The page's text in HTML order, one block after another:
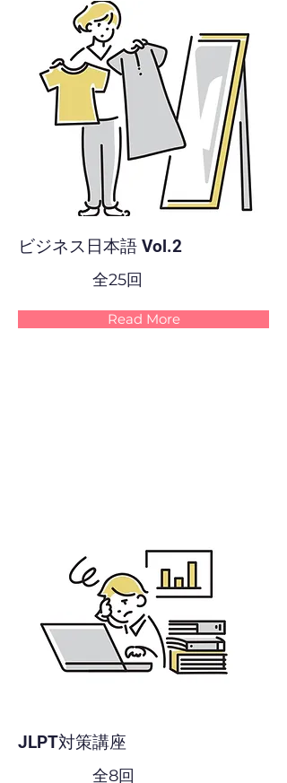
ビジネス日本語 Vol.2
全25回
Read More
JLPT対策講座
全8回